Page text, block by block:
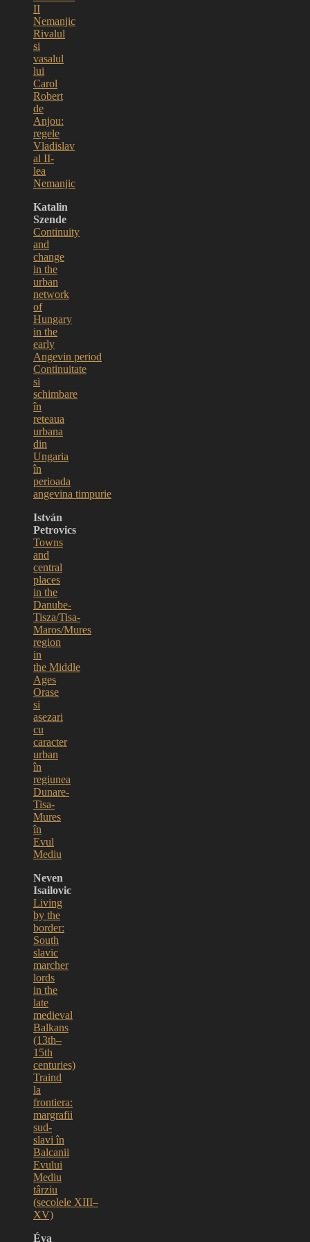
II
Nemanjic
Rivalul
si
vasalul
lui
Carol
Robert
de
Anjou:
regele
Vladislav
al II-
lea
Nemanjic
Katalin
Szende
Continuity
and
change
in the
urban
network
of
Hungary
in the
early
Angevin period
Continuitate
si
schimbare
în
reteaua
urbana
din
Ungaria
în
perioada
angevina timpurie
István
Petrovics
Towns
and
central
places
in the
Danube-
Tisza/Tisa-
Maros/Mures
region
in
the Middle
Ages
Orase
si
asezari
cu
caracter
urban
în
regiunea
Dunare-
Tisa-
Mures
în
Evul
Mediu
Neven
Isailovic
Living
by the
border:
South
slavic
marcher
lords
in the
late
medieval
Balkans
(13th–
15th
centuries)
Traind
la
frontiera:
margrafii
sud-
slavi în
Balcanii
Evului
Mediu
târziu
(secolele XIII–
XV)
Éva